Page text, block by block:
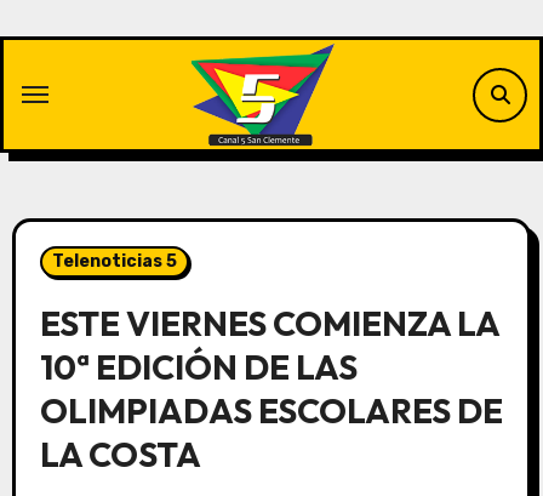
contenido
Telenoticias 5
ESTE VIERNES COMIENZA LA
10ª EDICIÓN DE LAS
OLIMPIADAS ESCOLARES DE
LA COSTA